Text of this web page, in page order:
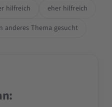
hilfreich
eher hilfreich
anderes Thema gesucht